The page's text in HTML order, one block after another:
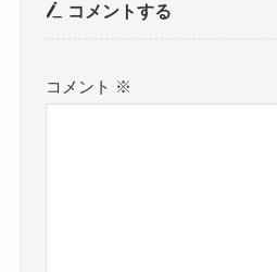
コメントする
コメント ※